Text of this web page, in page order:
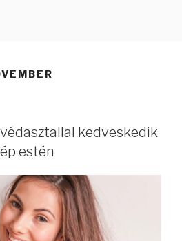
kedveskedik
estén